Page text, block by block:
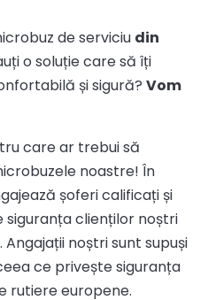
de serviciu din
o soluție care să îți
și sigură?Vom
care ar trebui să
noastre! În
șoferi calificați și
clienților noștri
noștri sunt supuși
ce privește siguranța
rutiere europene.